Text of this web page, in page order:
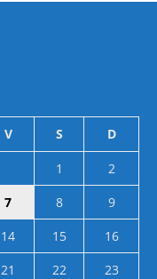
V S D
1
2
7 8
9
14 15
16
21 22
23